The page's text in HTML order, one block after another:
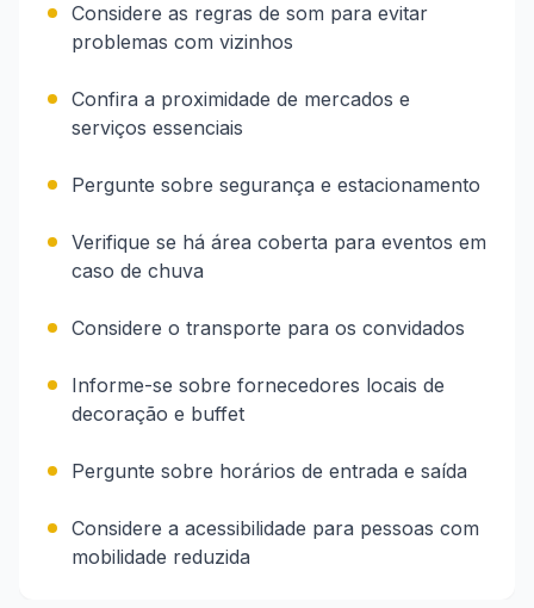
Considere as regras de som para evitar
problemas com vizinhos
Confira a proximidade de mercados e
serviços essenciais
Pergunte sobre segurança e estacionamento
Verifique se há área coberta para eventos em
caso de chuva
Considere o transporte para os convidados
Informe-se sobre fornecedores locais de
decoração e buffet
Pergunte sobre horários de entrada e saída
Considere a acessibilidade para pessoas com
mobilidade reduzida